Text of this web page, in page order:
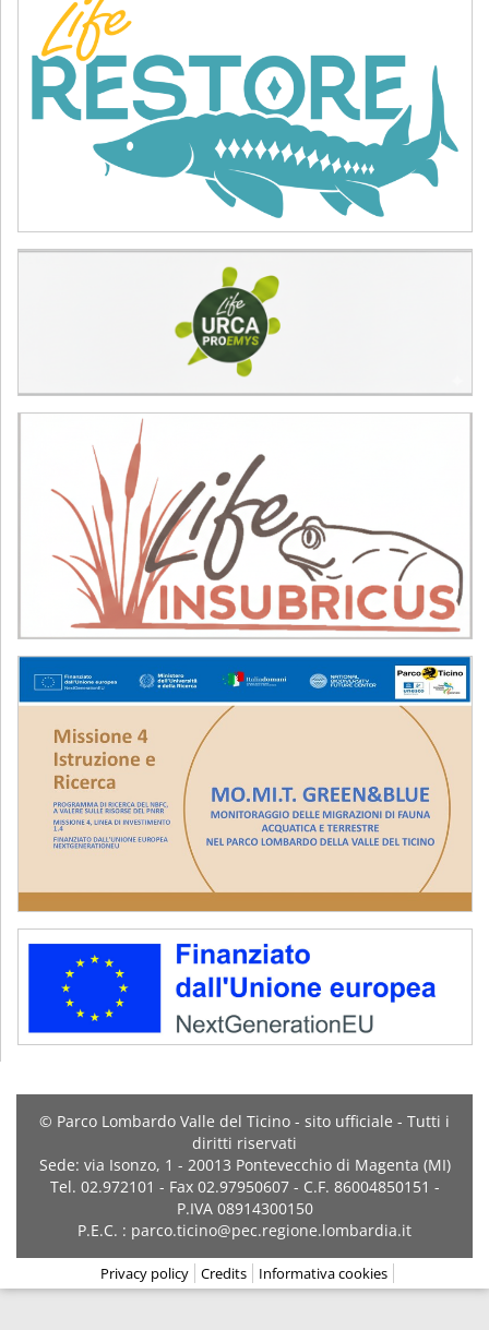
© Parco Lombardo Valle del Ticino - sito ufficiale - Tutti i
diritti riservati
Sede: via Isonzo, 1 - 20013 Pontevecchio di Magenta (MI)
Tel. 02.972101 - Fax 02.97950607 - C.F. 86004850151 -
P.IVA 08914300150
P.E.C. : parco.ticino@pec.regione.lombardia.it
Privacy policy Credits Informativa cookies